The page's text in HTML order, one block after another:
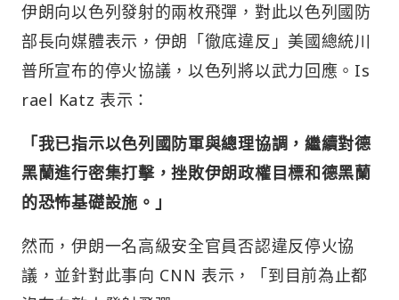
伊朗向以色列發射的兩枚飛彈，對此以色列國防
部長向媒體表示，伊朗「徹底違反」美國總統川
普所宣布的停火協議，以色列將以武力回應。Is
rael Katz 表示：
「我已指示以色列國防軍與總理協調，繼續對德
黑蘭進行密集打擊，挫敗伊朗政權目標和德黑蘭
的恐怖基礎設施。」
然而，伊朗一名高級安全官員否認違反停火協
議，並針對此事向 CNN 表示，「到目前為止都